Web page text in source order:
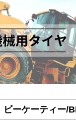
ビーケーティー/